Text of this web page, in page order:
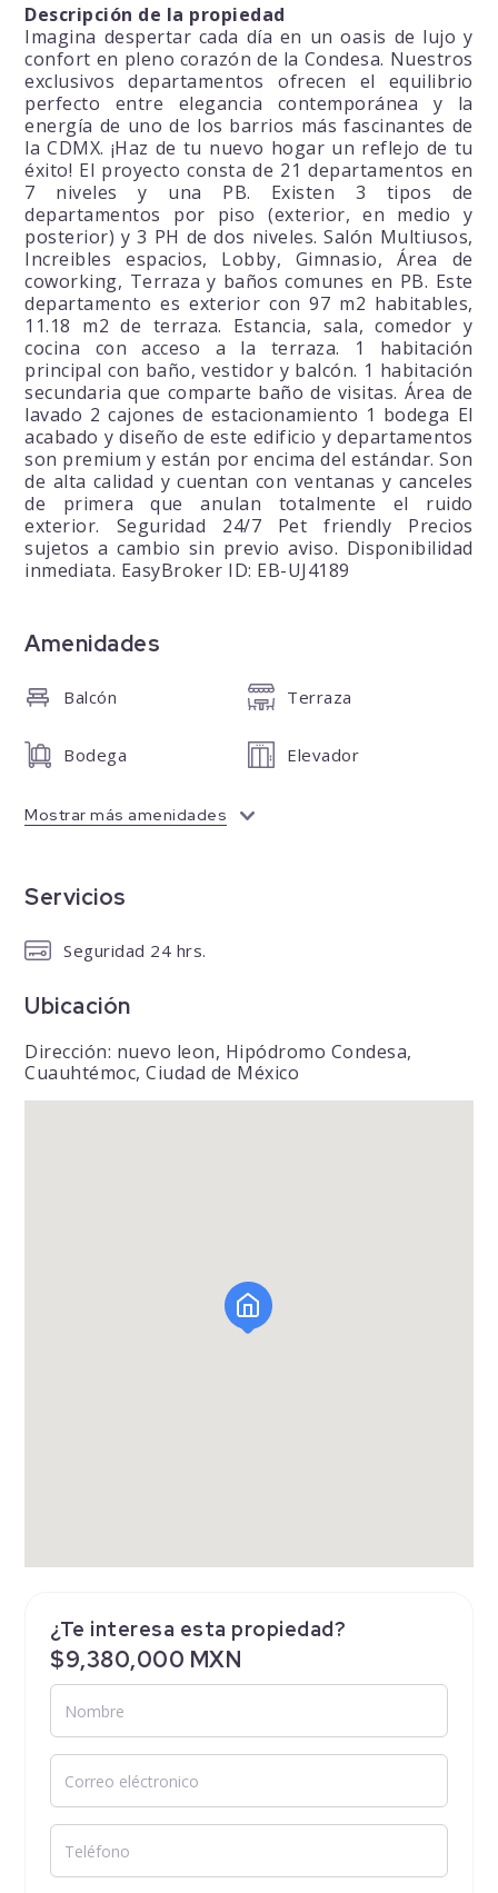
Descripción de la propiedad
Imagina despertar cada día en un oasis de lujo y
confort en pleno corazón de la Condesa. Nuestros
exclusivos departamentos ofrecen el equilibrio
perfecto entre elegancia contemporánea y la
energía de uno de los barrios más fascinantes de
la CDMX. ¡Haz de tu nuevo hogar un reflejo de tu
éxito! El proyecto consta de 21 departamentos en
7 niveles y una PB. Existen 3 tipos de
departamentos por piso (exterior, en medio y
posterior) y 3 PH de dos niveles. Salón Multiusos,
Increibles espacios, Lobby, Gimnasio, Área de
coworking, Terraza y baños comunes en PB. Este
departamento es exterior con 97 m2 habitables,
11.18 m2 de terraza. Estancia, sala, comedor y
cocina con acceso a la terraza. 1 habitación
principal con baño, vestidor y balcón. 1 habitación
secundaria que comparte baño de visitas. Área de
lavado 2 cajones de estacionamiento 1 bodega El
acabado y diseño de este edificio y departamentos
son premium y están por encima del estándar. Son
de alta calidad y cuentan con ventanas y canceles
de primera que anulan totalmente el ruido
exterior. Seguridad 24/7 Pet friendly Precios
sujetos a cambio sin previo aviso. Disponibilidad
inmediata. EasyBroker ID: EB-UJ4189
¿Te interesa esta propiedad?
$9,380,000 MXN
Amenidades
Balcón Terraza
Bodega Elevador
Mostrar más amenidades
Servicios
Seguridad 24 hrs.
Ubicación
Dirección: nuevo leon, Hipódromo Condesa,
Cuauhtémoc, Ciudad de México